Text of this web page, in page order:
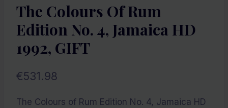
The Colours Of Rum
Edition No. 4, Jamaica HD
1992, GIFT
€531.98
The Colours of Rum Edition No. 4, Jamaica HD